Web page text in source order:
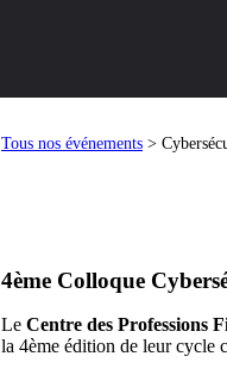
Tous nos événements >
4ème Colloque
Le Centre des Professions
la 4ème édition de leur cycle